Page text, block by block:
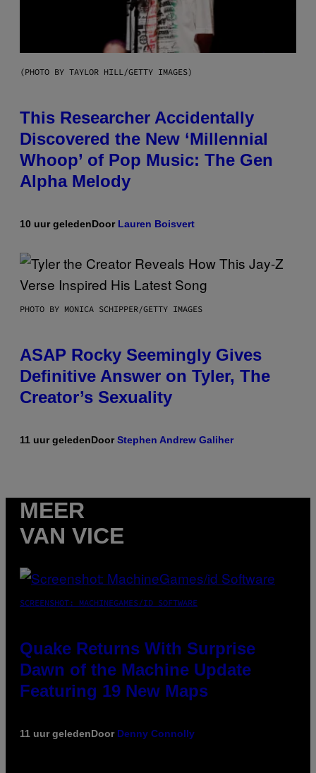
(PHOTO BY TAYLOR HILL/GETTY IMAGES)
This Researcher Accidentally
Discovered the New ‘Millennial
Whoop’ of Pop Music: The Gen
Alpha Melody
10 uur geledenDoor Lauren Boisvert
PHOTO BY MONICA SCHIPPER/GETTY IMAGES
ASAP Rocky Seemingly Gives
Definitive Answer on Tyler, The
Creator’s Sexuality
11 uur geledenDoorStephen Andrew Galiher
MEER
VAN VICE
SCREENSHOT: MACHINEGAMES/ID SOFTWARE
Quake Returns With Surprise
Dawn of the Machine Update
Featuring 19 New Maps
11 uur geledenDoor Denny Connolly